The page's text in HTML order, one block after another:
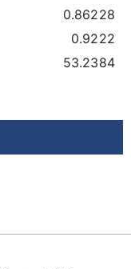
0.86228
0.9222
53.2384